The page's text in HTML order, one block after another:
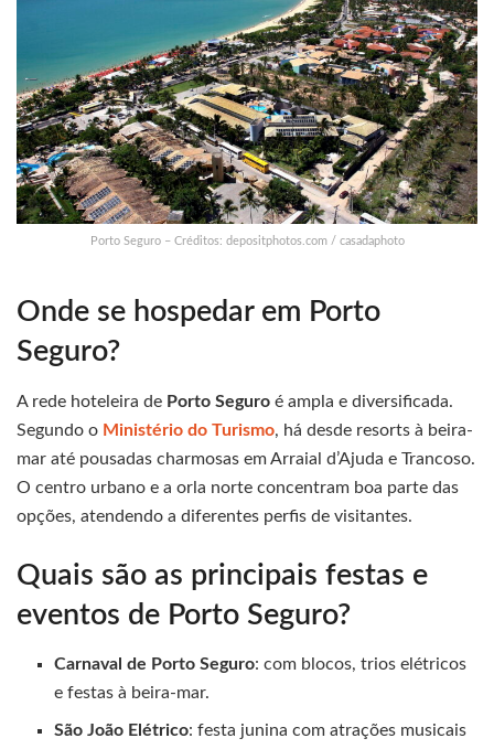
Porto Seguro – Créditos: depositphotos.com / casadaphoto
Onde se hospedar em Porto
Seguro?
A rede hoteleira de Porto Seguro é ampla e diversificada.
Segundo o Ministério do Turismo, há desde resorts à beira-
mar até pousadas charmosas em Arraial d’Ajuda e Trancoso.
O centro urbano e a orla norte concentram boa parte das
opções, atendendo a diferentes perfis de visitantes.
Quais são as principais festas e
eventos de Porto Seguro?
Carnaval de Porto Seguro: com blocos, trios elétricos
e festas à beira-mar.
São João Elétrico: festa junina com atrações musicais